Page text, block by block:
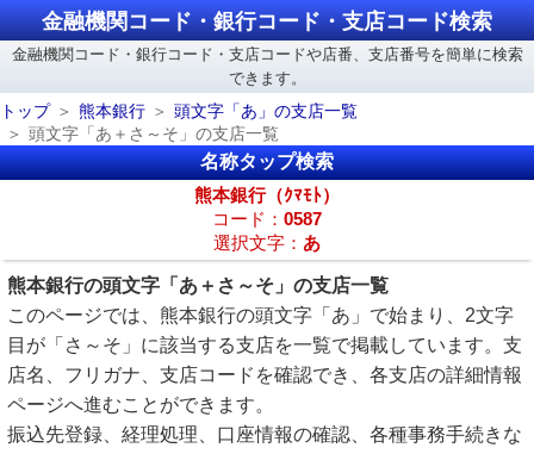
金融機関コード・銀行コード・支店コード検索
金融機関コード・銀行コード・支店コードや店番、支店番号を簡単に検索
できます。
トップ
熊本銀行
頭文字「あ」の支店一覧
頭文字「あ＋さ～そ」の支店一覧
名称タップ検索
熊本銀行（ｸﾏﾓﾄ）
コード： 0587
選択文字： あ
熊本銀行の頭文字「あ＋さ～そ」の支店一覧
このページでは、熊本銀行の頭文字「あ」で始まり、2文字
目が「さ～そ」に該当する支店を一覧で掲載しています。支
店名、フリガナ、支店コードを確認でき、各支店の詳細情報
ページへ進むことができます。
振込先登録、経理処理、口座情報の確認、各種事務手続きな